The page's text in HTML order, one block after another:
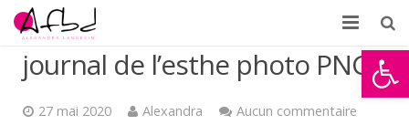
Ouvrir
Accueil
À propos
journal de l’esthe photo PNG
27 mai 2020 Alexandra Aucun commentaire